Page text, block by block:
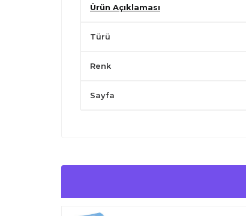
Ürün Açıklaması
Türü
Renk
Sayfa